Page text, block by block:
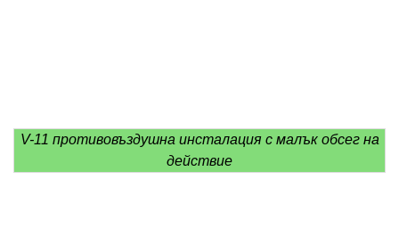
V-11 противовъздушна инсталация с малък обсег на
действие